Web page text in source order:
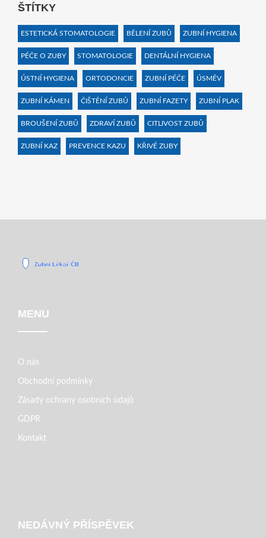
ŠTÍTKY
ESTETICKÁ STOMATOLOGIE BĚLENÍ ZUBŮ ZUBNÍ HYGIENA
PÉČE O ZUBY STOMATOLOGIE DENTÁLNÍ HYGIENA
ÚSTNÍ HYGIENA ORTODONCIE ZUBNÍ PÉČE ÚSMĚV
ZUBNÍ KÁMEN ČIŠTĚNÍ ZUBŮ ZUBNÍ FAZETY ZUBNÍ PLAK
BROUŠENÍ ZUBŮ ZDRAVÍ ZUBŮ CITLIVOST ZUBŮ
ZUBNÍ KAZ PREVENCE KAZU KŘIVÉ ZUBY
MENU
O nás
Obchodní podmínky
Zásady ochrany osobních údajů
GDPR
Kontakt
NEDÁVNÝ PŘÍSPĚVEK